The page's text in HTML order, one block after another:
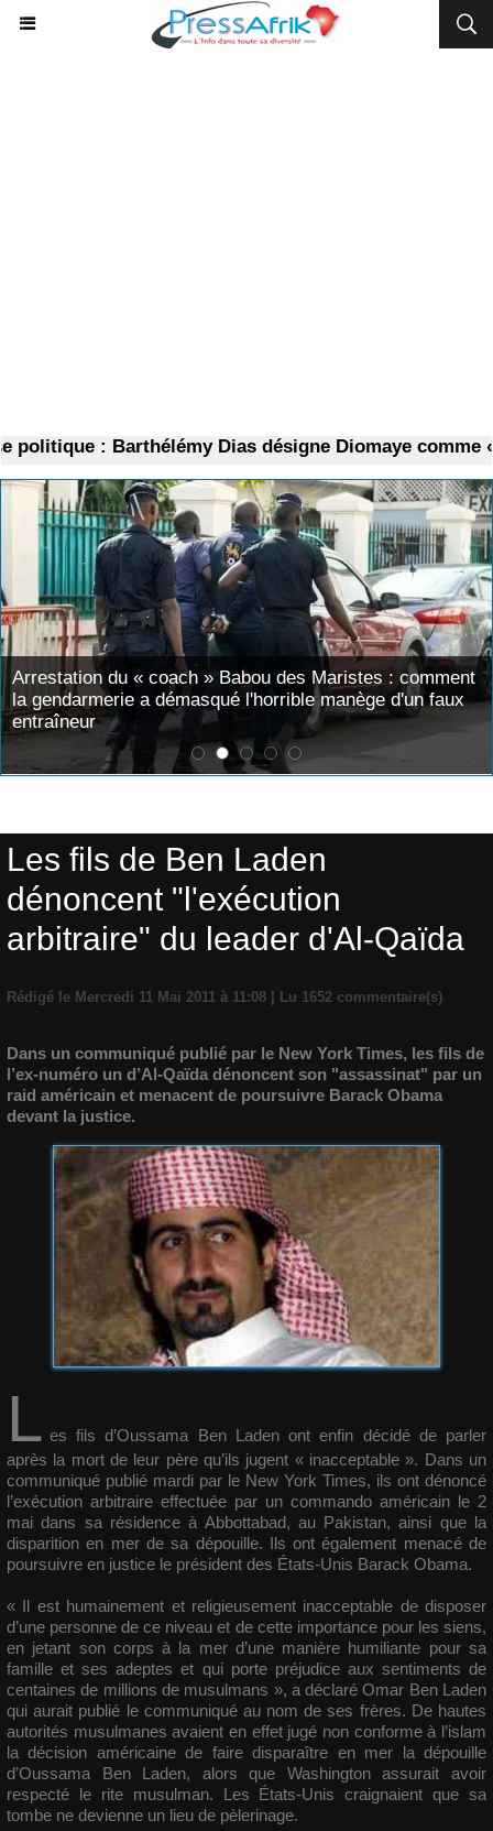
: Barthélémy Dias désigne Diomaye comme «
Arrestation du « coach » Babou des Maristes : comment
la gendarmerie a démasqué l'horrible manège d'un faux
entraîneur
Les fils de Ben Laden
dénoncent "l'exécution
arbitraire" du leader d'Al-Qaïda
Rédigé le Mercredi 11 Mai 2011 à 11:08 | Lu 1652 commentaire(s)
Dans un communiqué publié par le New York Times, les fils de
l’ex-numéro un d’Al-Qaïda dénoncent son "assassinat" par un
raid américain et menacent de poursuivre Barack Obama
devant la justice.
L es fils d’Oussama Ben Laden ont enfin décidé de parler
après la mort de leur père qu’ils jugent « inacceptable ». Dans un
communiqué publié mardi par le New York Times, ils ont dénoncé
l’exécution arbitraire effectuée par un commando américain le 2
mai dans sa résidence à Abbottabad, au Pakistan, ainsi que la
disparition en mer de sa dépouille. Ils ont également menacé de
poursuivre en justice le président des États-Unis Barack Obama.
« Il est humainement et religieusement inacceptable de disposer
d’une personne de ce niveau et de cette importance pour les siens,
en jetant son corps à la mer d’une manière humiliante pour sa
famille et ses adeptes et qui porte préjudice aux sentiments de
centaines de millions de musulmans », a déclaré Omar Ben Laden
qui aurait publié le communiqué au nom de ses frères. De hautes
autorités musulmanes avaient en effet jugé non conforme à l’islam
la décision américaine de faire disparaître en mer la dépouille
d’Oussama Ben Laden, alors que Washington assurait avoir
respecté le rite musulman. Les États-Unis craignaient que sa
tombe ne devienne un lieu de pèlerinage.